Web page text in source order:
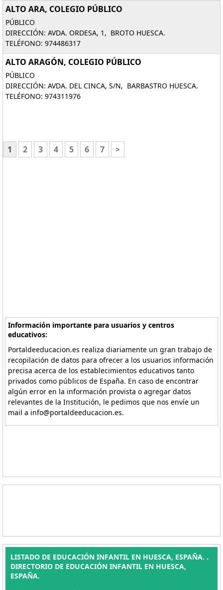
ALTO ARA, COLEGIO PÚBLICO
PÚBLICO
DIRECCIÓN: AVDA. ORDESA, 1, BROTO HUESCA.
TELÉFONO: 974486317
ALTO ARAGÓN, COLEGIO PÚBLICO
PÚBLICO
DIRECCIÓN: AVDA. DEL CINCA, S/N, BARBASTRO HUESCA.
TELÉFONO: 974311976
1 2 3 4 5 6 7 >
Información importante para usuarios y centros
educativos:
Portaldeeducacion.es realiza diariamente un gran trabajo de
recopilación de datos para ofrecer a los usuarios información
precisa acerca de los establecimientos educativos tanto
privados como públicos de España. En caso de encontrar
algún error en la información provista o agregar datos
relevantes de la Institución, le pedimos que nos envíe un
mail a info@portaldeeducacion.es.
LISTADO DE EDUCACIÓN INFANTIL EN HUESCA, ESPAÑA. .
DIRECTORIO DE EDUCACIÓN INFANTIL EN HUESCA,
ESPAÑA.